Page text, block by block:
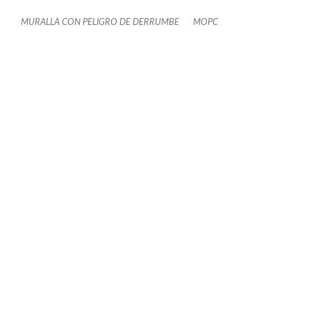
MURALLA CON PELIGRO DE DERRUMBE MOPC